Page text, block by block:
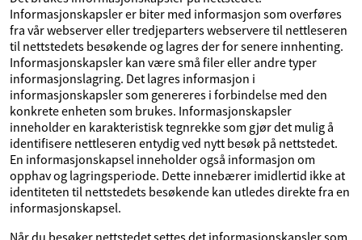
Informasjonskapsler er biter med informasjon som overføres
fra vår webserver eller tredjeparters webservere til nettleseren
til nettstedets besøkende og lagres der for senere innhenting.
Informasjonskapsler kan være små filer eller andre typer
informasjonslagring. Det lagres informasjon i
informasjonskapsler som genereres i forbindelse med den
konkrete enheten som brukes. Informasjonskapsler
inneholder en karakteristisk tegnrekke som gjør det mulig å
identifisere nettleseren entydig ved nytt besøk på nettstedet.
En informasjonskapsel inneholder også informasjon om
opphav og lagringsperiode. Dette innebærer imidlertid ikke at
identiteten til nettstedets besøkende kan utledes direkte fra en
informasjonskapsel.
Når du besøker nettstedet settes det informasjonskapsler som